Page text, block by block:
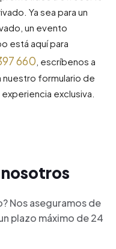
Ya sea para un
un evento
está aquí para
660 , escríbenos a
nuestro formulario de
exclusiva.
Nos aseguramos de
plazo máximo de 24